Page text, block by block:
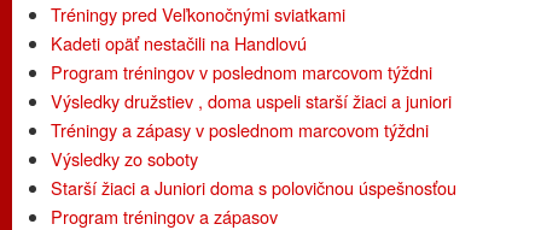
Tréningy pred Veľkonočnými sviatkami
Kadeti opäť nestačili na Handlovú
Program tréningov v poslednom marcovom týždni
Výsledky družstiev , doma uspeli starší žiaci a juniori
Tréningy a zápasy v poslednom marcovom týždni
Výsledky zo soboty
Starší žiaci a Juniori doma s polovičnou úspešnosťou
Program tréningov a zápasov